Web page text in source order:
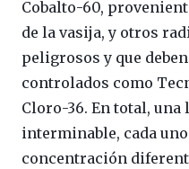
Cobalto-60,
de la vasija, y otros
peligrosos y que
controlados como
Cloro-36. En total,
interminable, cada
concentración